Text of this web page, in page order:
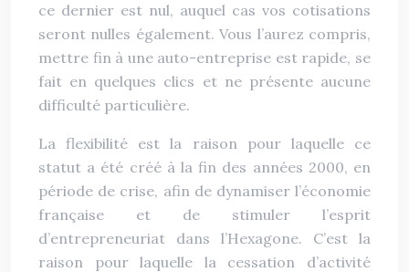
ce dernier est nul, auquel cas vos cotisations
seront nulles également. Vous l’aurez compris,
mettre fin à une auto-entreprise est rapide, se
fait en quelques clics et ne présente aucune
difficulté particulière.
La flexibilité est la raison pour laquelle ce
statut a été créé à la fin des années 2000, en
période de crise, afin de dynamiser l’économie
française et de stimuler l’esprit
d’entrepreneuriat dans l’Hexagone. C’est la
raison pour laquelle la cessation d’activité